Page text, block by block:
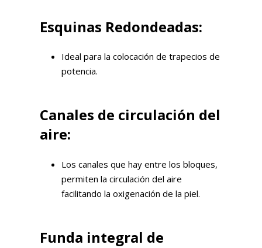
Esquinas Redondeadas:
Ideal para la colocación de trapecios de
potencia.
Canales de circulación del
aire:
Los canales que hay entre los bloques,
permiten la circulación del aire
facilitando la oxigenación de la piel.
Funda integral de